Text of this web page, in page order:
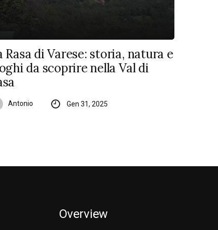
Rasa di Varese: storia, natura e
da scoprire nella Val di
Antonio Gen 31, 2025
Overview